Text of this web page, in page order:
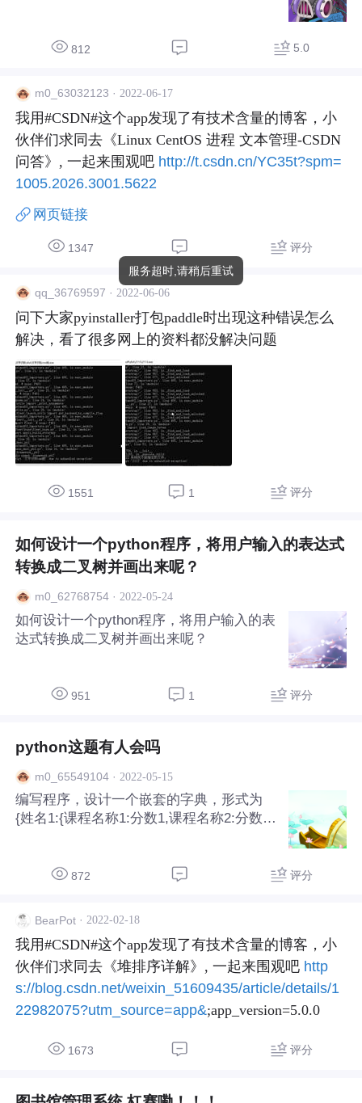
812 5.0
m0_63032123 · 2022-06-17
我用#CSDN#这个app发现了有技术含量的博客，小
伙伴们求同去《Linux CentOS 进程 文本管理-CSDN
问答》, 一起来围观吧 http://t.csdn.cn/YC35t?spm=
1005.2026.3001.5622
网页链接
1347 评分
qq_36769597 · 2022-06-06
问下大家pyinstaller打包paddle时出现这种错误怎么
解决，看了很多网上的资料都没解决问题
1551 1 评分
如何设计一个python程序，将用户输入的表达式
转换成二叉树并画出来呢？
m0_62768754· 2022-05-24
如何设计一个python程序，将用户输入的表
达式转换成二叉树并画出来呢？
951 1 评分
python这题有人会吗
m0_65549104· 2022-05-15
编写程序，设计一个嵌套的字典，形式为
{姓名1:{课程名称1:分数1,课程名称2:分数2,
872 评分
BearPot· 2022-02-18
我用#CSDN#这个app发现了有技术含量的博客，小
伙伴们求同去《堆排序详解》, 一起来围观吧 http
s://blog.csdn.net/weixin_51609435/article/details/1
22982075?utm_source=app&;app_version=5.0.0
1673 评分
服务超时,请稍后重试